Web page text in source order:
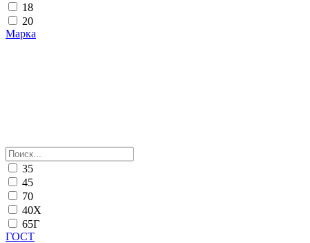
18
20
Марка
35
45
70
40Х
65Г
ГОСТ